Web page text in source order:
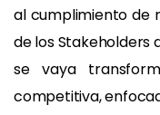
al cumplimiento de
de los Stakeholders
se vaya
competitiva,